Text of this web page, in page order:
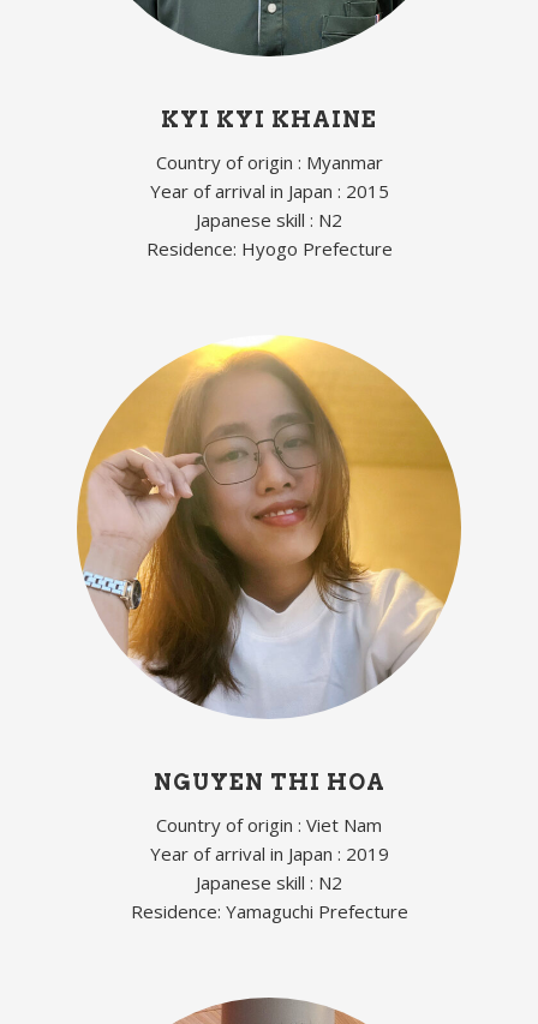
KYI KYI KHAINE
Country of origin : Myanmar
Year of arrival in Japan : 2015
Japanese skill : N2
Residence: Hyogo Prefecture
NGUYEN THI HOA
Country of origin : Viet Nam
Year of arrival in Japan : 2019
Japanese skill : N2
Residence: Yamaguchi Prefecture